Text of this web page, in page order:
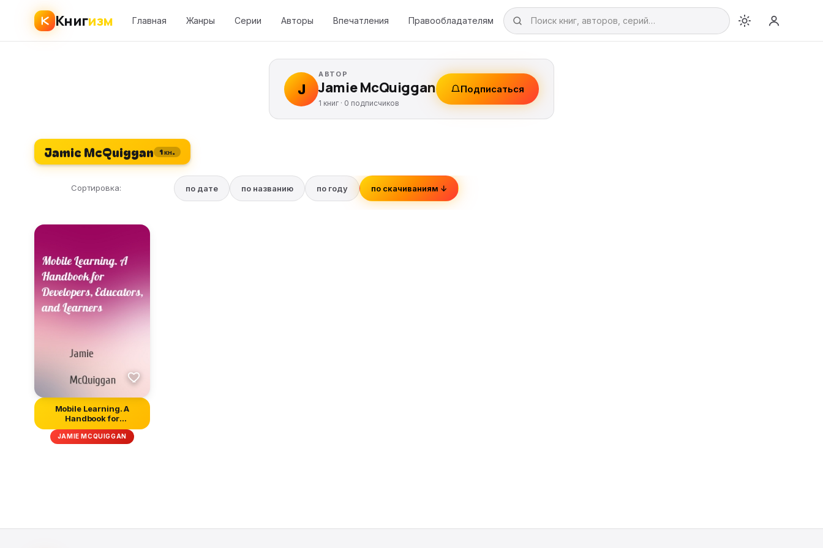
Книгизм Главная Жанры Серии Авторы Впечатления Правообладателям
J
АВТОР
Jamie McQuiggan
1 книг · 0 подписчиков
Подписаться
Jamie McQuiggan 1 кн.
Сортировка: по дате по названию по году по скачиваниям ↓
Mobile Learning. A
Handbook for
Developers, Educat...
JAMIE MCQUIGGAN